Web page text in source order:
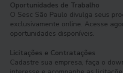
Oportunidades de Trabalho
O Sesc São Paulo divulga seus
exclusivamente online. Acesse
oportunidades disponíveis.
Licitações e Contratações
Cadastre sua empresa, faça o